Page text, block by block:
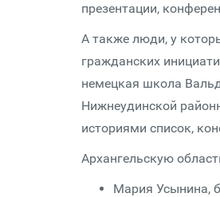
презентации,
А также люди, у
гражданских
немецкая школа
Нижнеудинской
историями список,
Архангельскую
Мария Усынина,